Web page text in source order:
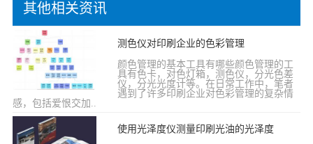
其他相关资讯
测色仪对印刷企业的色彩管理
颜色管理的基本工具有哪些颜色管理的工
具有色卡，对色灯箱，测色仪，分光色差
仪，分光光度计等。在日常工作中，笔者
遇到了许多印刷企业对色彩管理的复杂情
感，包括爱恨交加..
使用光泽度仪测量印刷光油的光泽度